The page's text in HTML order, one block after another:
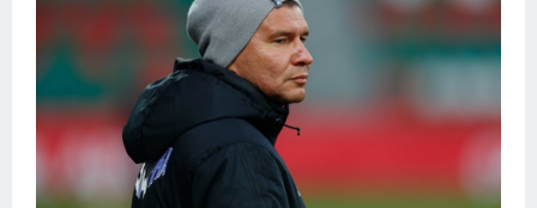
Категории Фото
Еще картинки...